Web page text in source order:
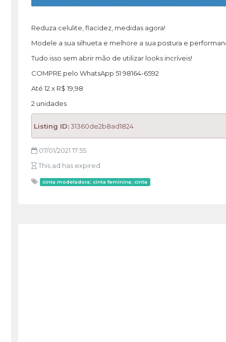
Reduza celulite, flacidez, medidas agora!
Modele a sua silhueta e melhore a sua postura e
Tudo isso sem abrir mão de utilizar looks incríveis!
COMPRE pelo WhatsApp 51 98164-6592
Até 12 x R$ 19,98
2 unidades
Listing ID:31360de2b8ad1824
07/01/2021 17:55
This ad has expired
cinta modeladora; cinta feminina; cinta